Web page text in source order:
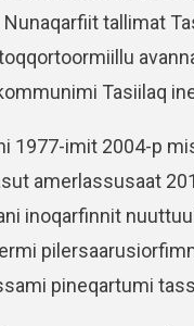
tallimat
Tasiilaq
1977-imit 2004-p
amerlassusaat
inoqarfinnit
pineqartumi